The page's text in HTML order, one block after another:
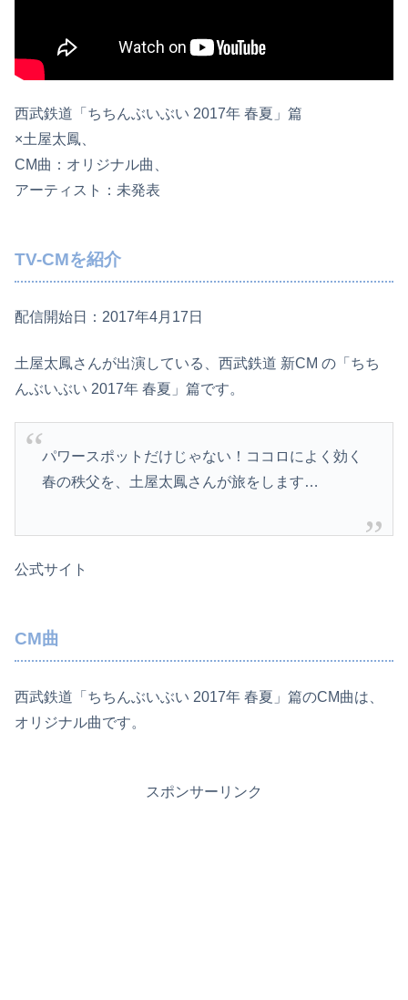
西武鉄道「ちちんぶいぶい 2017年 春夏」篇
×土屋太鳳、
CM曲：オリジナル曲、
アーティスト：未発表
TV-CMを紹介
配信開始日：2017年4月17日
土屋太鳳さんが出演している、西武鉄道 新CM の「ちち
んぶいぶい 2017年 春夏」篇です。
パワースポットだけじゃない！ココロによく効く
春の秩父を、土屋太鳳さんが旅をします…
公式サイト
CM曲
西武鉄道「ちちんぶいぶい 2017年 春夏」篇のCM曲は、
オリジナル曲です。
スポンサーリンク